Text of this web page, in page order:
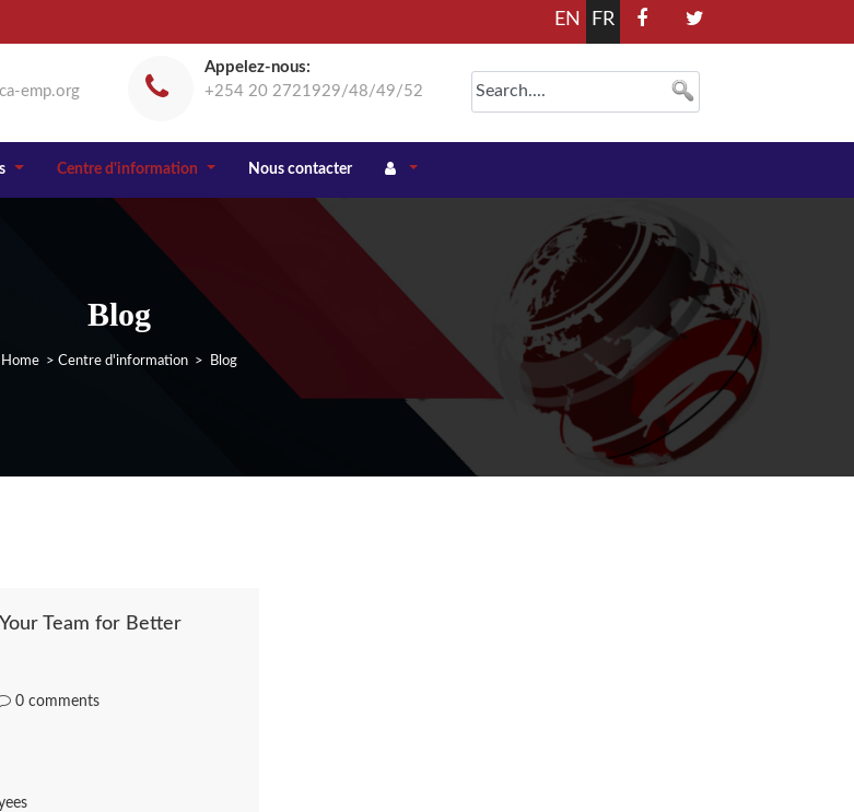
EN FR
emp.org
Appelez-nous:
+254 20 2721929/48/49/52
Centre d'information Nous contacter
Blog
Home > Centre d'information > Blog
Team for Better
0 comments